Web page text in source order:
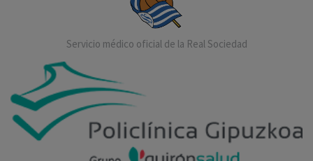
Servicio médico oficial de la Real Sociedad